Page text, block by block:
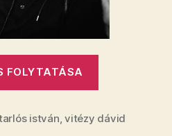
FOLYTATÁSA
Vitézy
istván ,vitézy dávid